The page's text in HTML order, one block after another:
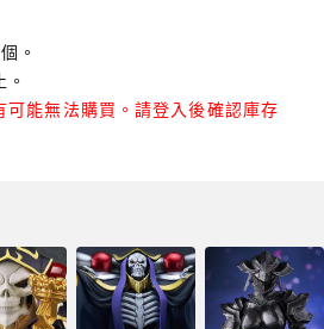
。
可能無法購買。請登入後確認庫存